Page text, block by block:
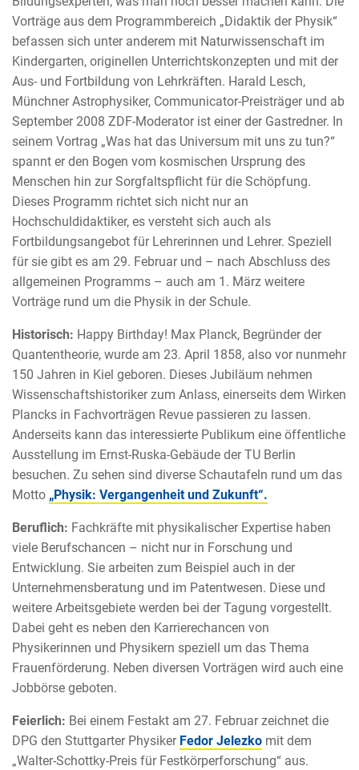
Vorträge aus dem Programmbereich „Didaktik der Physik“
befassen sich unter anderem mit Naturwissenschaft im
Kindergarten, originellen Unterrichtskonzepten und mit der
Aus- und Fortbildung von Lehrkräften. Harald Lesch,
Münchner Astrophysiker, Communicator-Preisträger und ab
September 2008 ZDF-Moderator ist einer der Gastredner. In
seinem Vortrag „Was hat das Universum mit uns zu tun?“
spannt er den Bogen vom kosmischen Ursprung des
Menschen hin zur Sorgfaltspflicht für die Schöpfung.
Dieses Programm richtet sich nicht nur an
Hochschuldidaktiker, es versteht sich auch als
Fortbildungsangebot für Lehrerinnen und Lehrer. Speziell
für sie gibt es am 29. Februar und – nach Abschluss des
allgemeinen Programms – auch am 1. März weitere
Vorträge rund um die Physik in der Schule.
Historisch: Happy Birthday! Max Planck, Begründer der
Quantentheorie, wurde am 23. April 1858, also vor nunmehr
150 Jahren in Kiel geboren. Dieses Jubiläum nehmen
Wissenschaftshistoriker zum Anlass, einerseits dem Wirken
Plancks in Fachvorträgen Revue passieren zu lassen.
Anderseits kann das interessierte Publikum eine öffentliche
Ausstellung im Ernst-Ruska-Gebäude der TU Berlin
besuchen. Zu sehen sind diverse Schautafeln rund um das
Motto „Physik: Vergangenheit und Zukunft“.
Beruflich: Fachkräfte mit physikalischer Expertise haben
viele Berufschancen – nicht nur in Forschung und
Entwicklung. Sie arbeiten zum Beispiel auch in der
Unternehmensberatung und im Patentwesen. Diese und
weitere Arbeitsgebiete werden bei der Tagung vorgestellt.
Dabei geht es neben den Karrierechancen von
Physikerinnen und Physikern speziell um das Thema
Frauenförderung. Neben diversen Vorträgen wird auch eine
Jobbörse geboten.
Feierlich: Bei einem Festakt am 27. Februar zeichnet die
DPG den Stuttgarter Physiker Fedor Jelezko mit dem
„Walter-Schottky-Preis für Festkörperforschung“ aus.